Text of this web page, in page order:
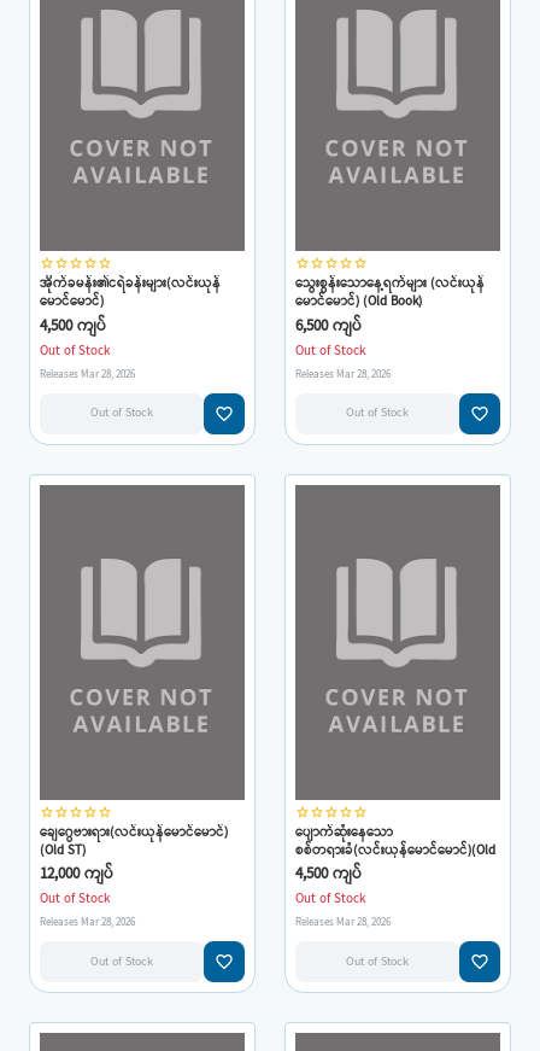
star_borderstar_borderstar_borderstar_borderstar_border
အိုက်ခမန်း၏ငရဲခန်းများ(လင်းယုန်
မောင်မောင်)
4,500 ကျပ်
Out of Stock
Releases Mar 28, 2026
Out of Stock favorite_border
star_borderstar_borderstar_borderstar_borderstar_border
သွေးစွန်းသောနေ့ရက်များ (လင်းယုန်
မောင်မောင်) (Old Book)
6,500 ကျပ်
Out of Stock
Releases Mar 28, 2026
Out of Stock favorite_border
star_borderstar_borderstar_borderstar_borderstar_border
ချေဂွေဗားရား(လင်းယုန်မောင်မောင်)
(Old ST)
12,000 ကျပ်
Out of Stock
Releases Mar 28, 2026
Out of Stock favorite_border
star_borderstar_borderstar_borderstar_borderstar_border
ပျောက်ဆုံးနေသော
စစ်တရားခံ(လင်းယုန်မောင်မောင်)(Old
ST)
4,500 ကျပ်
Out of Stock
Releases Mar 28, 2026
Out of Stock favorite_border